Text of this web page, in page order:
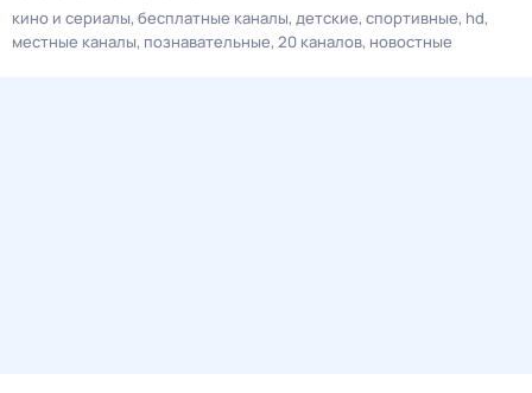
кино и сериалы бесплатные каналы детские спортивные hd
местные каналы познавательные 20 каналов новостные